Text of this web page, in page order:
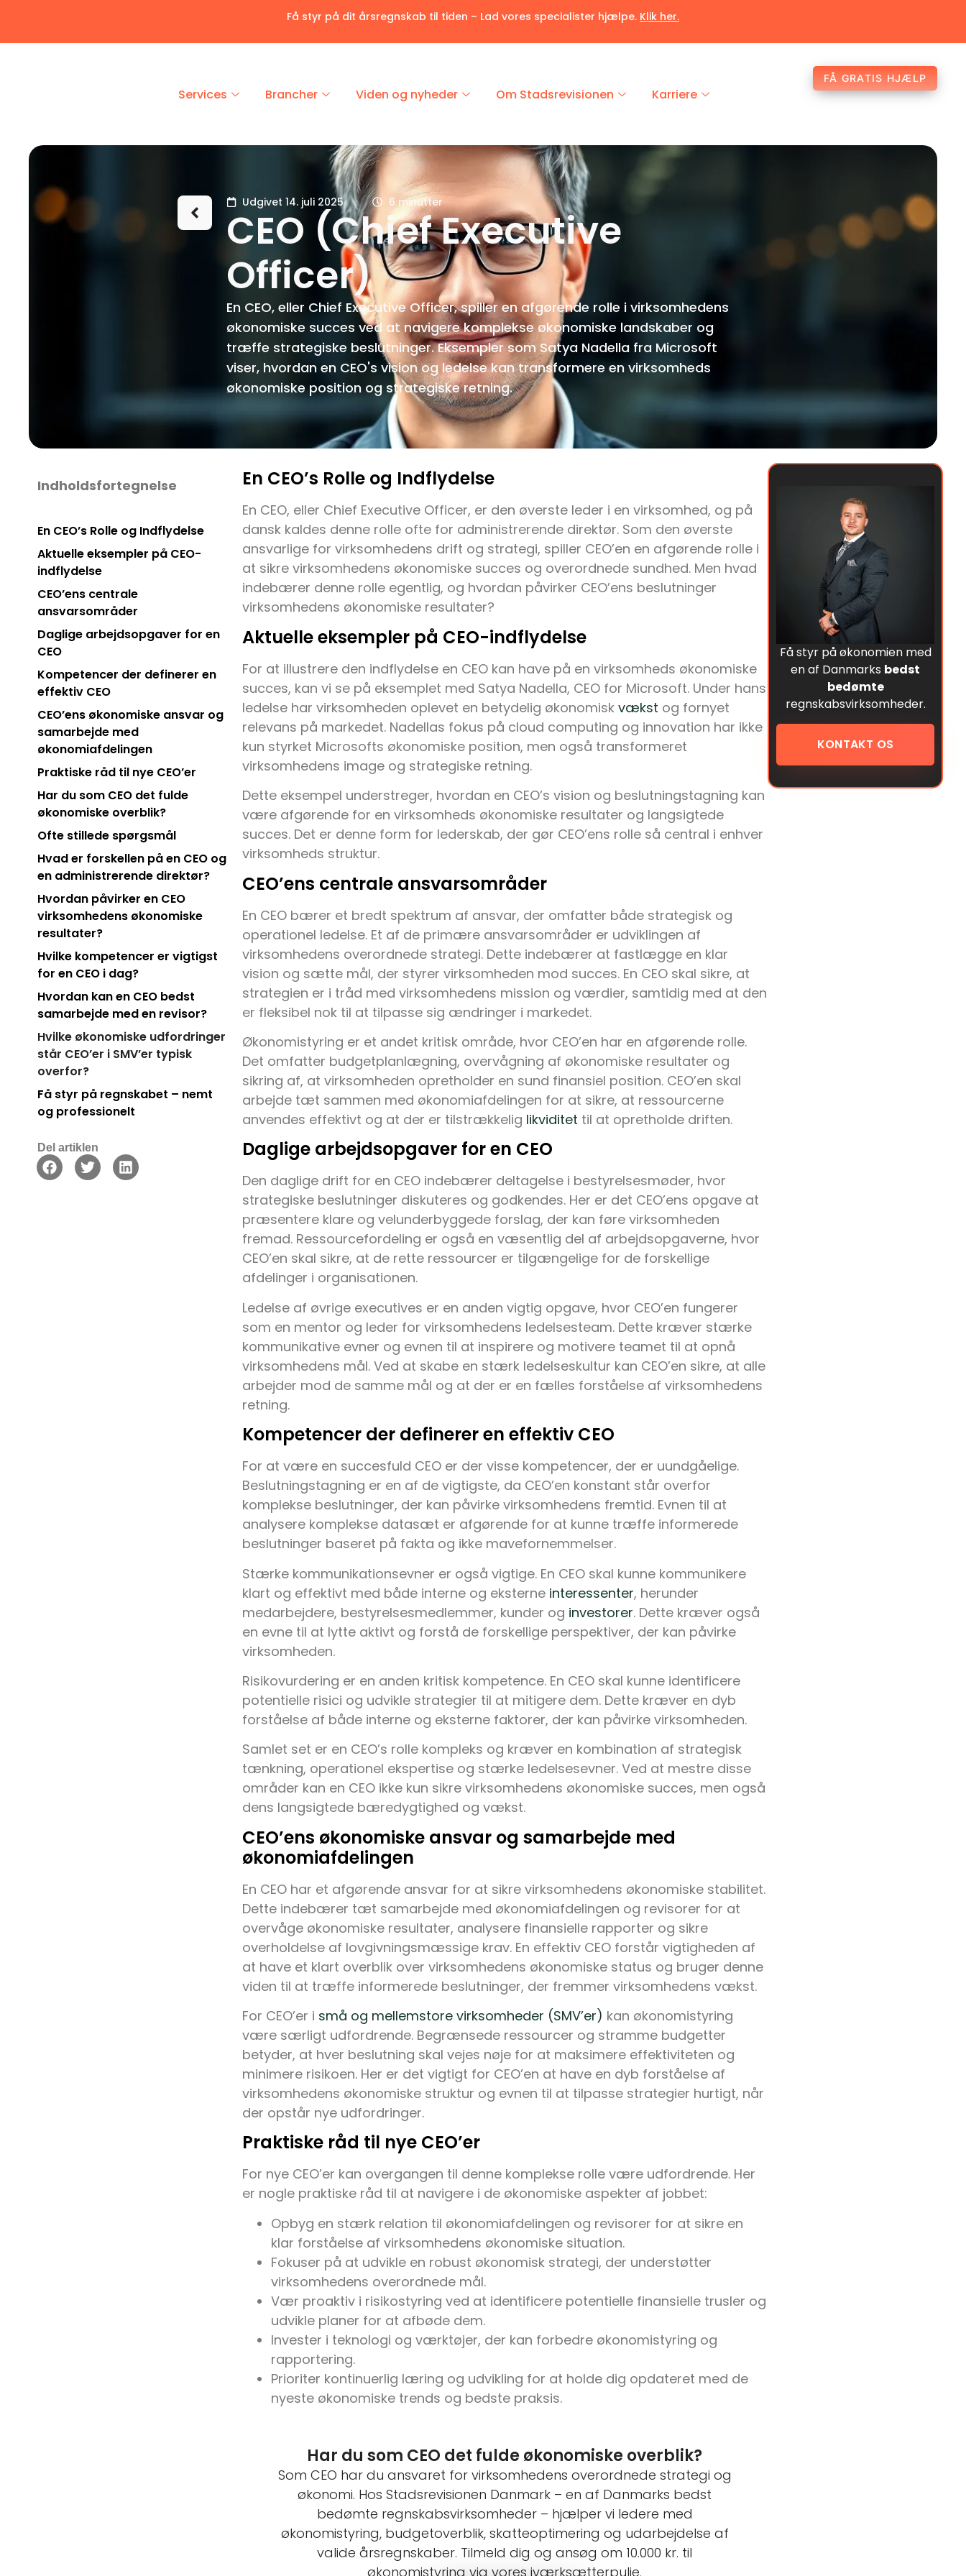
Få styr på dit årsregnskab til tiden – Lad vores specialister hjælpe. Klik her.
Services Brancher Viden og nyheder Om Stadsrevisionen Karriere
FÅ GRATIS HJÆLP
Udgivet 14. juli 2025 6 minutter
CEO (chief Executive
Officer)
En CEO, eller Chief Executive Officer, spiller en afgørende rolle i virksomhedens
økonomiske succes ved at navigere komplekse økonomiske landskaber og
træffe strategiske beslutninger. Eksempler som Satya Nadella fra Microsoft
viser, hvordan en CEO's vision og ledelse kan transformere en virksomheds
økonomiske position og strategiske retning.
Indholdsfortegnelse
En CEO’s Rolle og Indflydelse
Aktuelle eksempler på CEO-
indflydelse
CEO’ens centrale
ansvarsområder
Daglige arbejdsopgaver for en
CEO
Kompetencer der definerer en
effektiv CEO
CEO’ens økonomiske ansvar og
samarbejde med
økonomiafdelingen
Praktiske råd til nye CEO’er
Har du som CEO det fulde
økonomiske overblik?
Ofte stillede spørgsmål
Hvad er forskellen på en CEO og
en administrerende direktør?
Hvordan påvirker en CEO
virksomhedens økonomiske
resultater?
Hvilke kompetencer er vigtigst
for en CEO i dag?
Hvordan kan en CEO bedst
samarbejde med en revisor?
Hvilke økonomiske udfordringer
står CEO’er i SMV’er typisk
overfor?
Få styr på regnskabet – nemt
og professionelt
Del artiklen
En CEO’s Rolle og Indflydelse
En CEO, eller Chief Executive Officer, er den øverste leder i en virksomhed, og på
dansk kaldes denne rolle ofte for administrerende direktør. Som den øverste
ansvarlige for virksomhedens drift og strategi, spiller CEO’en en afgørende rolle i
at sikre virksomhedens økonomiske succes og overordnede sundhed. Men hvad
indebærer denne rolle egentlig, og hvordan påvirker CEO’ens beslutninger
virksomhedens økonomiske resultater?
Aktuelle eksempler på CEO-indflydelse
For at illustrere den indflydelse en CEO kan have på en virksomheds økonomiske
succes, kan vi se på eksemplet med Satya Nadella, CEO for Microsoft. Under hans
ledelse har virksomheden oplevet en betydelig økonomisk vækst og fornyet
relevans på markedet. Nadellas fokus på cloud computing og innovation har ikke
kun styrket Microsofts økonomiske position, men også transformeret
virksomhedens image og strategiske retning.
Dette eksempel understreger, hvordan en CEO’s vision og beslutningstagning kan
være afgørende for en virksomheds økonomiske resultater og langsigtede
succes. Det er denne form for lederskab, der gør CEO’ens rolle så central i enhver
virksomheds struktur.
CEO’ens centrale ansvarsområder
En CEO bærer et bredt spektrum af ansvar, der omfatter både strategisk og
operationel ledelse. Et af de primære ansvarsområder er udviklingen af
virksomhedens overordnede strategi. Dette indebærer at fastlægge en klar
vision og sætte mål, der styrer virksomheden mod succes. En CEO skal sikre, at
strategien er i tråd med virksomhedens mission og værdier, samtidig med at den
er fleksibel nok til at tilpasse sig ændringer i markedet.
Økonomistyring er et andet kritisk område, hvor CEO’en har en afgørende rolle.
Det omfatter budgetplanlægning, overvågning af økonomiske resultater og
sikring af, at virksomheden opretholder en sund finansiel position. CEO’en skal
arbejde tæt sammen med økonomiafdelingen for at sikre, at ressourcerne
anvendes effektivt og at der er tilstrækkelig likviditet til at opretholde driften.
Daglige arbejdsopgaver for en CEO
Den daglige drift for en CEO indebærer deltagelse i bestyrelsesmøder, hvor
strategiske beslutninger diskuteres og godkendes. Her er det CEO’ens opgave at
præsentere klare og velunderbyggede forslag, der kan føre virksomheden
fremad. Ressourcefordeling er også en væsentlig del af arbejdsopgaverne, hvor
CEO’en skal sikre, at de rette ressourcer er tilgængelige for de forskellige
afdelinger i organisationen.
Ledelse af øvrige executives er en anden vigtig opgave, hvor CEO’en fungerer
som en mentor og leder for virksomhedens ledelsesteam. Dette kræver stærke
kommunikative evner og evnen til at inspirere og motivere teamet til at opnå
virksomhedens mål. Ved at skabe en stærk ledelseskultur kan CEO’en sikre, at alle
arbejder mod de samme mål og at der er en fælles forståelse af virksomhedens
retning.
Kompetencer der definerer en effektiv CEO
For at være en succesfuld CEO er der visse kompetencer, der er uundgåelige.
Beslutningstagning er en af de vigtigste, da CEO’en konstant står overfor
komplekse beslutninger, der kan påvirke virksomhedens fremtid. Evnen til at
analysere komplekse datasæt er afgørende for at kunne træffe informerede
beslutninger baseret på fakta og ikke mavefornemmelser.
Stærke kommunikationsevner er også vigtige. En CEO skal kunne kommunikere
klart og effektivt med både interne og eksterne interessenter, herunder
medarbejdere, bestyrelsesmedlemmer, kunder og investorer. Dette kræver også
en evne til at lytte aktivt og forstå de forskellige perspektiver, der kan påvirke
virksomheden.
Risikovurdering er en anden kritisk kompetence. En CEO skal kunne identificere
potentielle risici og udvikle strategier til at mitigere dem. Dette kræver en dyb
forståelse af både interne og eksterne faktorer, der kan påvirke virksomheden.
Samlet set er en CEO’s rolle kompleks og kræver en kombination af strategisk
tænkning, operationel ekspertise og stærke ledelsesevner. Ved at mestre disse
områder kan en CEO ikke kun sikre virksomhedens økonomiske succes, men også
dens langsigtede bæredygtighed og vækst.
CEO’ens økonomiske ansvar og samarbejde med
økonomiafdelingen
En CEO har et afgørende ansvar for at sikre virksomhedens økonomiske stabilitet.
Dette indebærer tæt samarbejde med økonomiafdelingen og revisorer for at
overvåge økonomiske resultater, analysere finansielle rapporter og sikre
overholdelse af lovgivningsmæssige krav. En effektiv CEO forstår vigtigheden af
at have et klart overblik over virksomhedens økonomiske status og bruger denne
viden til at træffe informerede beslutninger, der fremmer virksomhedens vækst.
For CEO’er i små og mellemstore virksomheder (SMV’er) kan økonomistyring
være særligt udfordrende. Begrænsede ressourcer og stramme budgetter
betyder, at hver beslutning skal vejes nøje for at maksimere effektiviteten og
minimere risikoen. Her er det vigtigt for CEO’en at have en dyb forståelse af
virksomhedens økonomiske struktur og evnen til at tilpasse strategier hurtigt, når
der opstår nye udfordringer.
Praktiske råd til nye CEO’er
For nye CEO’er kan overgangen til denne komplekse rolle være udfordrende. Her
er nogle praktiske råd til at navigere i de økonomiske aspekter af jobbet:
Opbyg en stærk relation til økonomiafdelingen og revisorer for at sikre en
klar forståelse af virksomhedens økonomiske situation.
Fokuser på at udvikle en robust økonomisk strategi, der understøtter
virksomhedens overordnede mål.
Vær proaktiv i risikostyring ved at identificere potentielle finansielle trusler og
udvikle planer for at afbøde dem.
Invester i teknologi og værktøjer, der kan forbedre økonomistyring og
rapportering.
Prioriter kontinuerlig læring og udvikling for at holde dig opdateret med de
nyeste økonomiske trends og bedste praksis.
Har du som CEO det fulde økonomiske overblik?
Som CEO har du ansvaret for virksomhedens overordnede strategi og
økonomi. Hos Stadsrevisionen Danmark – en af Danmarks bedst
bedømte regnskabsvirksomheder – hjælper vi ledere med
økonomistyring, budgetoverblik, skatteoptimering og udarbejdelse af
valide årsregnskaber. Tilmeld dig og ansøg om 10.000 kr. til
økonomistyring via vores iværksætterpulje.
Få styr på økonomien med
en af Danmarks bedst
bedømte
regnskabsvirksomheder.
KONTAKT OS